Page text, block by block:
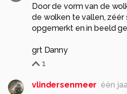
Door de vorm van de
de wolken te vallen, zéér
opgemerkt en in beeld
grt Danny
1
vlindersenmeer één